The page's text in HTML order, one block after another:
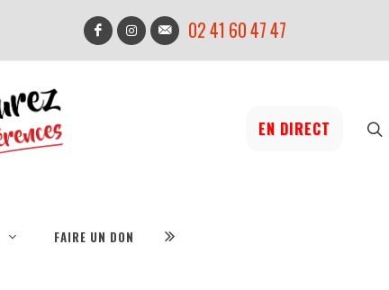
02 41 60 47 47
EN DIRECT
FAIRE UN DON